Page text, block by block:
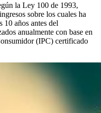
la Ley 100 de 1993,
sobre los cuales ha
años antes del
anualmente con base en
(IPC) certificado